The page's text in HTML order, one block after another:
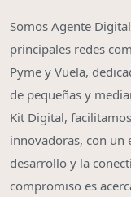
Somos Agente
principales redes
Pyme y Vuela,
de pequeñas y
Kit Digital,
innovadoras, con un
desarrollo y la
compromiso es